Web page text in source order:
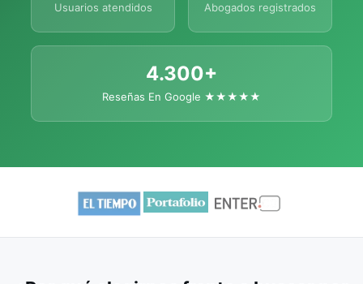
Usuarios atendidos Abogados registrados
4.300+
Reseñas En Google ★★★★★